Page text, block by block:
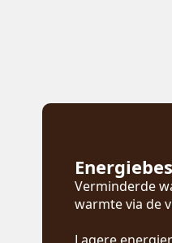
Verminderde
warmte via de
Lagere